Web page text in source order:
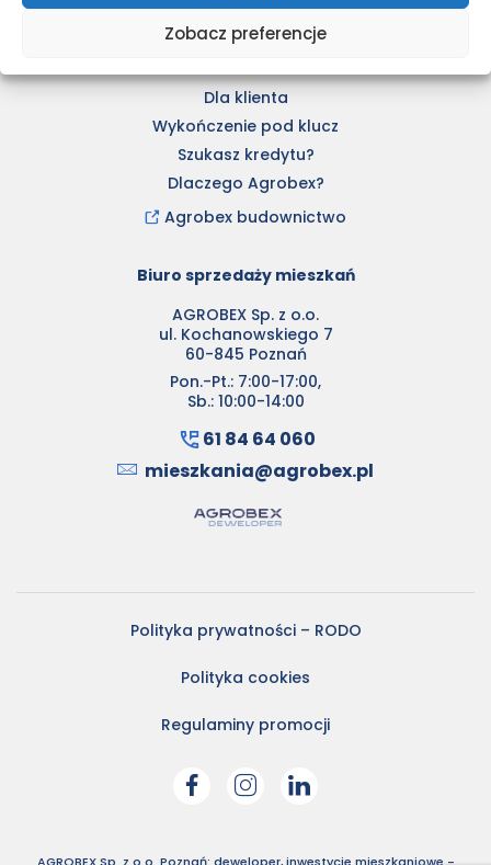
Zobacz preferencje
Aktualności
Kupimy grunty
CSR
Dla klienta
Wykończenie pod klucz
Szukasz kredytu?
Dlaczego Agrobex?
Agrobex budownictwo
Biuro sprzedaży mieszkań
AGROBEX Sp. z o.o.
ul. Kochanowskiego 7
60-845 Poznań
Pon.-Pt.: 7:00-17:00,
Sb.: 10:00-14:00
61 84 64 060
mieszkania@agrobex.pl
Polityka prywatności – RODO
Polityka cookies
Regulaminy promocji